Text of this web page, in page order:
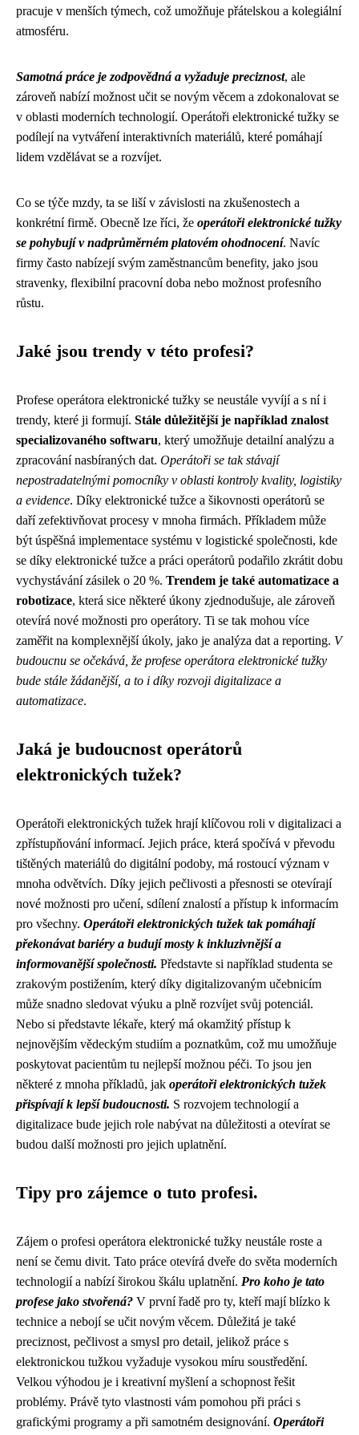
pracuje v menších týmech, což umožňuje přátelskou a kolegiální
atmosféru.
Samotná práce je zodpovědná a vyžaduje preciznost, ale
zároveň nabízí možnost učit se novým věcem a zdokonalovat se
v oblasti moderních technologií. Operátoři elektronické tužky se
podílejí na vytváření interaktivních materiálů, které pomáhají
lidem vzdělávat se a rozvíjet.
Co se týče mzdy, ta se liší v závislosti na zkušenostech a
konkrétní firmě. Obecně lze říci, že operátoři elektronické tužky
se pohybují v nadprůměrném platovém ohodnocení. Navíc
firmy často nabízejí svým zaměstnancům benefity, jako jsou
stravenky, flexibilní pracovní doba nebo možnost profesního
růstu.
Jaké jsou trendy v této profesi?
Profese operátora elektronické tužky se neustále vyvíjí a s ní i
trendy, které ji formují. Stále důležitější je například znalost
specializovaného softwaru, který umožňuje detailní analýzu a
zpracování nasbíraných dat. Operátoři se tak stávají
nepostradatelnými pomocníky v oblasti kontroly kvality, logistiky
a evidence. Díky elektronické tužce a šikovnosti operátorů se
daří zefektivňovat procesy v mnoha firmách. Příkladem může
být úspěšná implementace systému v logistické společnosti, kde
se díky elektronické tužce a práci operátorů podařilo zkrátit dobu
vychystávání zásilek o 20 %. Trendem je také automatizace a
robotizace, která sice některé úkony zjednodušuje, ale zároveň
otevírá nové možnosti pro operátory. Ti se tak mohou více
zaměřit na komplexnější úkoly, jako je analýza dat a reporting. V
budoucnu se očekává, že profese operátora elektronické tužky
bude stále žádanější, a to i díky rozvoji digitalizace a
automatizace.
Jaká je budoucnost operátorů
elektronických tužek?
Operátoři elektronických tužek hrají klíčovou roli v digitalizaci a
zpřístupňování informací. Jejich práce, která spočívá v převodu
tištěných materiálů do digitální podoby, má rostoucí význam v
mnoha odvětvích. Díky jejich pečlivosti a přesnosti se otevírají
nové možnosti pro učení, sdílení znalostí a přístup k informacím
pro všechny. Operátoři elektronických tužek tak pomáhají
překonávat bariéry a budují mosty k inkluzivnější a
informovanější společnosti. Představte si například studenta se
zrakovým postižením, který díky digitalizovaným učebnicím
může snadno sledovat výuku a plně rozvíjet svůj potenciál.
Nebo si představte lékaře, který má okamžitý přístup k
nejnovějším vědeckým studiím a poznatkům, což mu umožňuje
poskytovat pacientům tu nejlepší možnou péči. To jsou jen
některé z mnoha příkladů, jak operátoři elektronických tužek
přispívají k lepší budoucnosti. S rozvojem technologií a
digitalizace bude jejich role nabývat na důležitosti a otevírat se
budou další možnosti pro jejich uplatnění.
Tipy pro zájemce o tuto profesi.
Zájem o profesi operátora elektronické tužky neustále roste a
není se čemu divit. Tato práce otevírá dveře do světa moderních
technologií a nabízí širokou škálu uplatnění. Pro koho je tato
profese jako stvořená? V první řadě pro ty, kteří mají blízko k
technice a nebojí se učit novým věcem. Důležitá je také
preciznost, pečlivost a smysl pro detail, jelikož práce s
elektronickou tužkou vyžaduje vysokou míru soustředění.
Velkou výhodou je i kreativní myšlení a schopnost řešit
problémy. Právě tyto vlastnosti vám pomohou při práci s
grafickými programy a při samotném designování. Operátoři